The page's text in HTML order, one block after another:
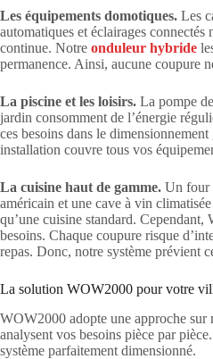
Les équipements domotiques. Les
automatiques et éclairages connectés
continue. Notre onduleur hybride
permanence. Ainsi, aucune coupure
La piscine et les loisirs. La pompe
jardin consomment de l’énergie
ces besoins dans le
installation couvre tous vos
La cuisine haut de gamme. Un four
américain et une cave à vin
qu’une cuisine standard.
besoins. Chaque coupure risque
repas. Donc, notre système prévient
La solution WOW2000 pour votre
WOW2000 adopte une approche sur
analysent vos besoins pièce par
système parfaitement dimensionné.